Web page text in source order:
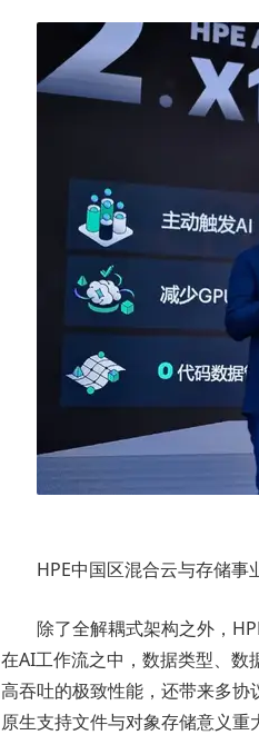
HPE中国区混合云与存储事
除了全解耦式架构之外，
在AI工作流之中，数据类型、数
高吞吐的极致性能，还带来多
原生支持文件与对象存储意义重